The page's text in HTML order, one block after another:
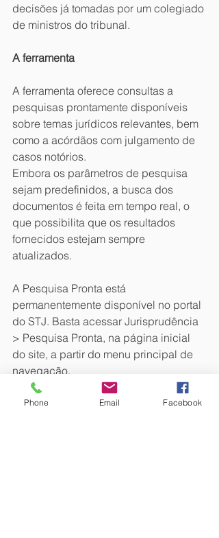
decisões já tomadas por um colegiado
de ministros do tribunal.
A ferramenta
A ferramenta oferece consultas a
pesquisas prontamente disponíveis
sobre temas jurídicos relevantes, bem
como a acórdãos com julgamento de
casos notórios.
Embora os parâmetros de pesquisa
sejam predefinidos, a busca dos
documentos é feita em tempo real, o
que possibilita que os resultados
fornecidos estejam sempre
atualizados.
A Pesquisa Pronta está
permanentemente disponível no portal
do STJ. Basta acessar Jurisprudência
> Pesquisa Pronta, na página inicial
do site, a partir do menu principal de
navegação.
RLPhone Email Facebook